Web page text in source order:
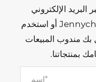
البريد الإلكتروني
على Jennychen141213@gmail.com أو استخدم
بك مندوب المبيعات